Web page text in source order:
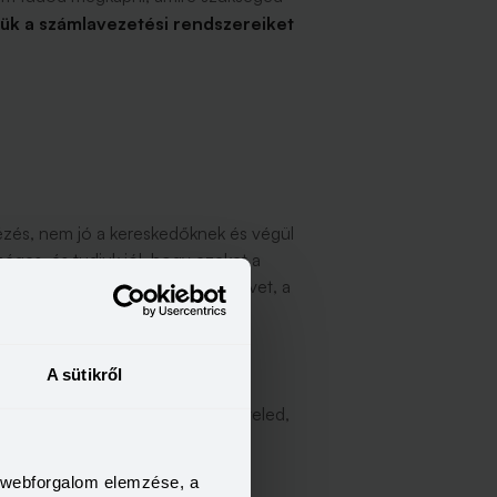
A sütikről
elemzése, a
a számlavezetési rendszereiket
nem jó a kereskedőknek és végül
és tudjuk jól, hogy ezeket a
nem beszélnek közös nyelvet, a
API használatát
a harmadik szereplőkkel és veled,